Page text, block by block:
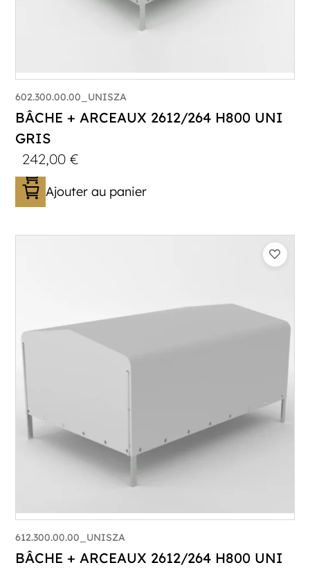
602.300.00.00_UNISZA
BÂCHE + ARCEAUX 2612/264 H800 UNI
GRIS
242,00€
Ajouter au panier
612.300.00.00_UNISZA
BÂCHE + ARCEAUX 2612/264 H800 UNI